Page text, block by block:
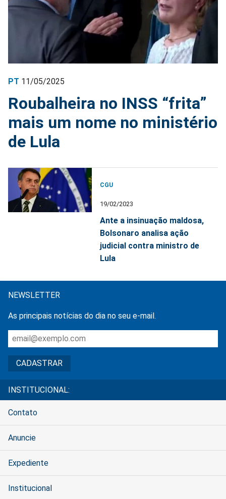
PT 11/05/2025
Roubalheira no INSS “frita”
mais um nome no ministério
de Lula
CGU
19/02/2023
Ante a insinuação maldosa,
Bolsonaro analisa ação
judicial contra ministro de
Lula
NEWSLETTER
As principais notícias do dia no seu e-mail.
INSTITUCIONAL:
Contato
Anuncie
Expediente
Institucional